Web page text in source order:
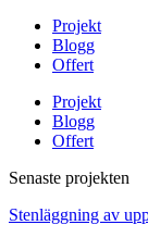
Projekt
Blogg
Offert
Projekt
Blogg
Offert
Senaste projekten
Stenläggning av